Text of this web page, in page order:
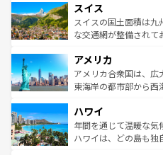
れる地方に足を運ぶと
きるだろう
を参照してほしい。
は、お酒好きな人にはぜひ体
ドイツ情報はコンテン
リアごとに異なる魅力
ティー、ビール好き
戦など、本場だからこ
ンツ一覧を参照してほ
スイス
スイスの国土面積は
な交通網が整備されて
の建物がそのまま残る
博物館もあり、アルプ
ことができる。国民の
ば市内交通費無料で観光を
着のスイス情報はコン
アメリカ
アメリカ合衆国は、広
東海岸の都市部から西
のような巨大都市は、
ンメントが詰まった刺
西部には大自然が広が
ハワイ
年間を通じて温暖な気
ハワイは、どの島も独